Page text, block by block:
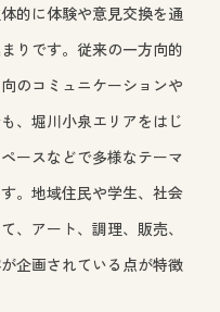
的に体験や意見交換を通
りです。従来の一方向的
のコミュニケーションや
、堀川小泉エリアをはじ
ースなどで多様なテーマ
。地域住民や学生、社会
、アート、調理、販売、
企画されている点が特徴